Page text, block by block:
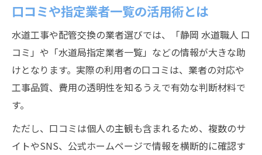
口コミや指定業者一覧の活用術とは
水道工事や配管交換の業者選びでは、「静岡 水道職人 口
コミ」や「水道局指定業者一覧」などの情報が大きな助
けとなります。実際の利用者の口コミは、業者の対応や
工事品質、費用の透明性を知るうえで有効な判断材料で
す。
ただし、口コミは個人の主観も含まれるため、複数のサ
イトやSNS、公式ホームページで情報を横断的に確認す